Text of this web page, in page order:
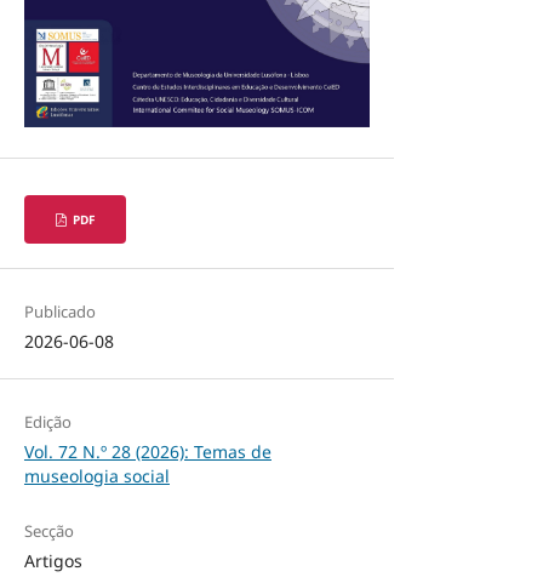
PDF
Publicado
2026-06-08
Edição
Vol. 72 N.º 28 (2026): Temas de
museologia social
Secção
Artigos